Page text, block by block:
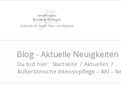
Blog - Aktuelle Neuigkeiten
Du bist hier: Startseite / Aktuelles /
Außerklinische Intensivpflege – AKI –